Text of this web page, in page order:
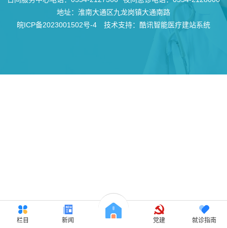
栏目 新闻 党建 就诊指南
地址：淮南大通区九龙岗镇大通南路
皖ICP备2023001502号-4
技术支持：酷讯智能医疗建站系统